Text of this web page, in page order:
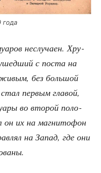
года
неслу­ча­ен. Хру­
с поста на
без боль­шой
пер­вым гла­вой,
во вто­рой поло­
он их на маг­ни­то­фон
на Запад, где они